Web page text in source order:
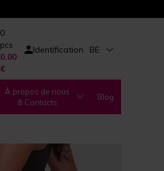
0
pcs
0,00
€
Identification BE
À propos de nous
& Contacts
Blog